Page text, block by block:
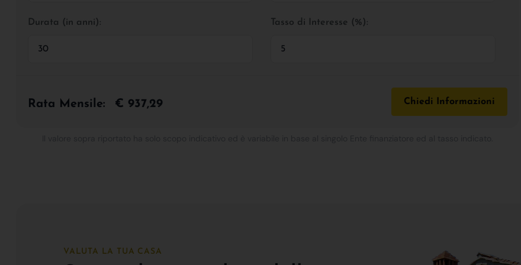
Durata (in anni): Tasso di Interesse (%):
Rata Mensile: € 937,29 Chiedi Informazioni
VALUTA LA TUA CASA